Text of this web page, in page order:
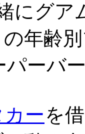
にグア
年齢
パーバ
ーを